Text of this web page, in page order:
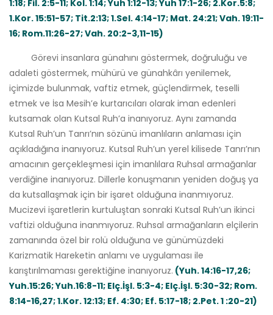
1:18; Fil. 2:5-11; Kol. 1:14; Yuh 1:12-13; Yuh 17:1-26; 2.Kor.5:8;
1.Kor. 15:51-57; Tit.2:13; 1.Sel. 4:14-17; Mat. 24:21; Vah. 19:11-
16; Rom.11:26-27; Vah. 20:2-3,11-15)
Görevi insanlara günahını göstermek, doğruluğu ve
adaleti göstermek, mühürü ve günahkârı yenilemek,
içimizde bulunmak, vaftiz etmek, güçlendirmek, teselli
etmek ve İsa Mesih’e kurtarıcıları olarak iman edenleri
kutsamak olan Kutsal Ruh’a inanıyoruz. Aynı zamanda
Kutsal Ruh’un Tanrı’nın sözünü imanlıların anlaması için
açıkladığına inanıyoruz. Kutsal Ruh’un yerel kilisede Tanrı’nın
amacının gerçekleşmesi için imanlılara Ruhsal armağanlar
verdiğine inanıyoruz. Dillerle konuşmanın yeniden doğuş ya
da kutsallaşmak için bir işaret olduğuna inanmıyoruz.
Mucizevi işaretlerin kurtuluştan sonraki Kutsal Ruh’un ikinci
vaftizi olduğuna inanmıyoruz. Ruhsal armağanların elçilerin
zamanında özel bir rolü olduğuna ve günümüzdeki
Karizmatik Hareketin anlamı ve uygulaması ile
karıştırılmaması gerektiğine inanıyoruz. (Yuh. 14:16-17,26;
Yuh.15:26; Yuh.16:8-11; Elç.İşl. 5:3-4; Elç.İşl. 5:30-32; Rom.
8:14-16,27; 1.Kor. 12:13; Ef. 4:30; Ef. 5:17-18; 2.Pet. 1 :20-21)